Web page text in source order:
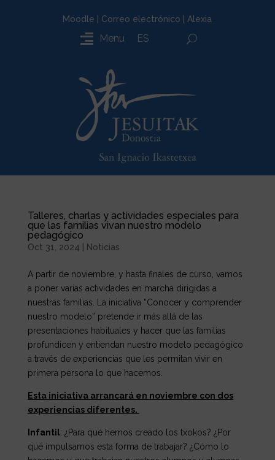
Moodle Correo electrónico Alexia
Menu ES
Talleres, charlas y actividades especiales para
que las familias vivan nuestro modelo
pedagógico
Oct 31, 2024 Noticias
A partir de noviembre, y hasta finales de curso, vamos
a poner varias actividades en marcha dirigidas a
nuestras familias. La iniciativa “Conocer y comprender
nuestro modelo” pretende ir más allá de las
presentaciones habituales y hacer que las familias
profundicen y entiendan nuestro modelo pedagógico
a través de experiencias que les permitan vivir en
primera persona lo que hacemos.
Esta iniciativa arrancará en noviembre con dos
experiencias diferentes.
Infantil: ¿Para qué hemos creado los txokos? ¿Por
qué impulsamos esta forma de trabajar? ¿Cómo lo